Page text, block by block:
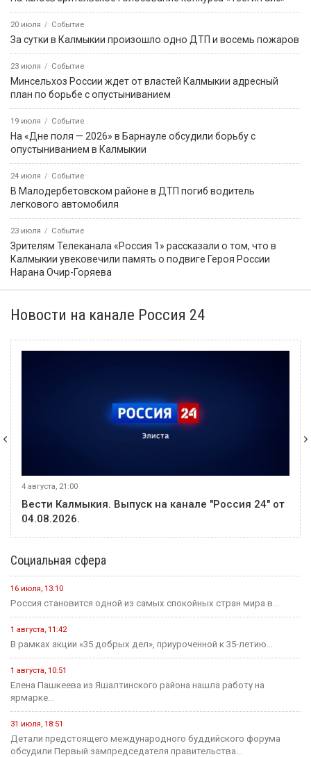
20 июля Событие
За сутки в Калмыкии произошло одно ДТП и восемь пожаров
23 июля Событие
Минсельхоз России ждет от властей Калмыкии адресный
план по борьбе с опустыниванием
19 июля Событие
На «Дне поля — 2026» в Барнауле обсудили борьбу с
опустыниванием в Калмыкии
24 июля Событие
В Малодербетовском районе в ДТП погиб водитель
легкового автомобиля
23 июля Событие
Зрителям Телеканала «Россия 1» рассказали о том, что в
Калмыкии увековечили память о подвиге Героя России
Нарана Очир-Горяева
Новости на канале Россия 24
4 августа, 21:00
Вести Калмыкия. Выпуск на канале "Россия 24" от
04.08.2026.
Социальная сфера
16 июля, 13:10
Россия становится одной из самых спокойных стран мира в...
1 августа, 11:42
В рамках акции «35 добрых дел», приуроченной к 35-летию...
1 августа, 10:51
Елена Пашкеева из Яшалтинского района нашла работу на
ярмарке...
31 июля, 18:51
Детали предстоящего международного буддийского форума
обсудили Первый зампредседателя правительства...